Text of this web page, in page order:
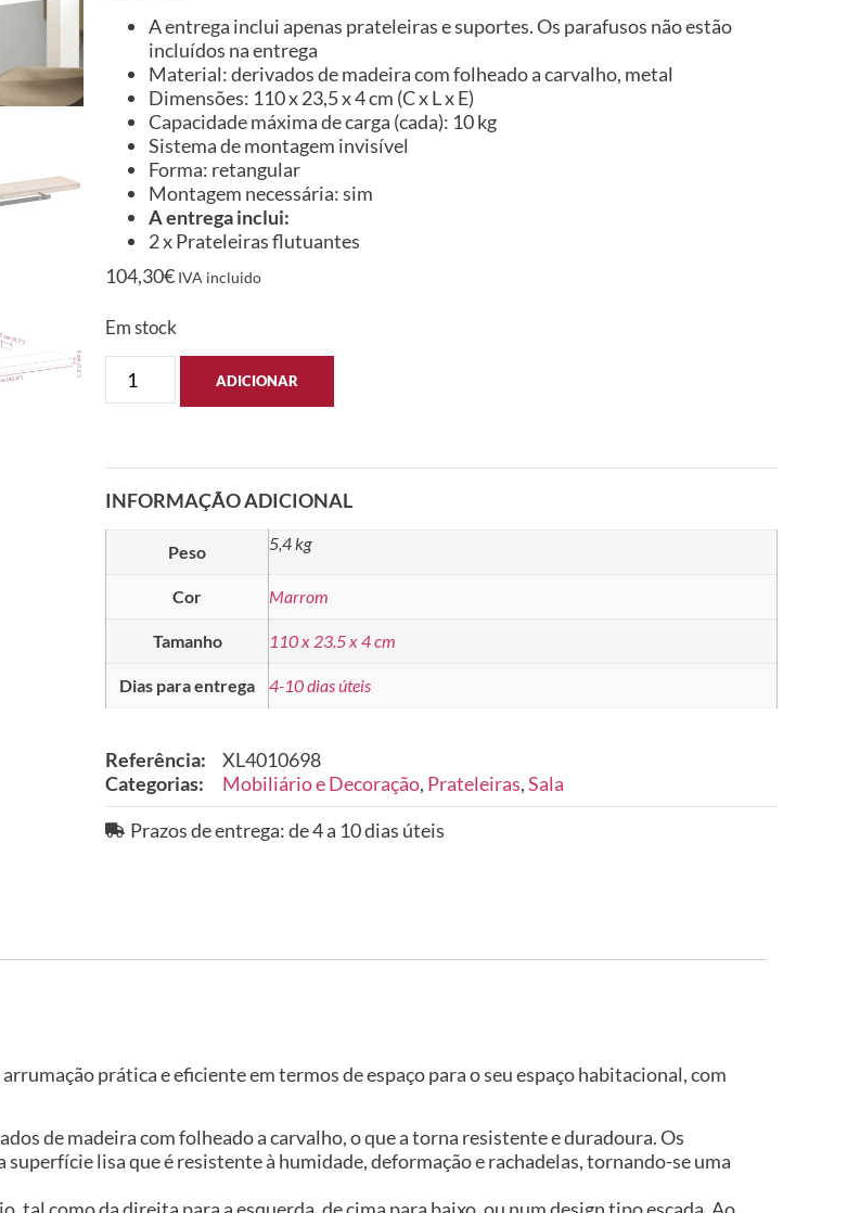
A entrega inclui apenas prateleiras e suportes. Os parafusos não estão
incluídos na entrega
Material: derivados de madeira com folheado a carvalho, metal
Dimensões: 110 x 23,5 x 4 cm (C x L x E)
Capacidade máxima de carga (cada): 10 kg
Sistema de montagem invisível
Forma: retangular
Montagem necessária: sim
A entrega inclui:
2 x Prateleiras flutuantes
104,30€ IVA incluido
Em stock
ADICIONAR
INFORMAÇÃO ADICIONAL
Peso 5,4 kg
Cor Marrom
Tamanho 110 x 23.5 x 4 cm
Dias para entrega 4-10 dias úteis
Referência:
XL4010698
Categorias:
Mobiliário e Decoração, Prateleiras,Sala
Prazos de entrega: de 4 a 10 dias úteis
prática e eficiente em termos de espaço para o seu espaço habitacional, com
de madeira com folheado a carvalho, o que a torna resistente e duradoura. Os
lisa que é resistente à humidade, deformação e rachadelas, tornando-se uma